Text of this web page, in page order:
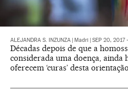
ALEJANDRA S. INZUNZA Madri SEP 20, 2017
Décadas depois de que a
considerada uma doença, ainda
oferecem ‘curas’ desta